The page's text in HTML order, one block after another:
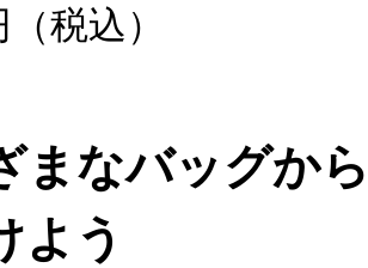
税込）
まなバッグか
よう